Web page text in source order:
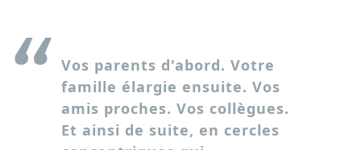
Vos parents d'abord. Votre
famille élargie ensuite. Vos
amis proches. Vos collègues.
Et ainsi de suite, en cercles